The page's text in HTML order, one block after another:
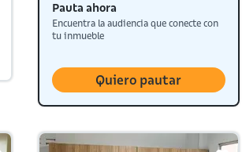
Pauta ahora
Encuentra la audiencia que conecte con
tu inmueble
Quiero pautar